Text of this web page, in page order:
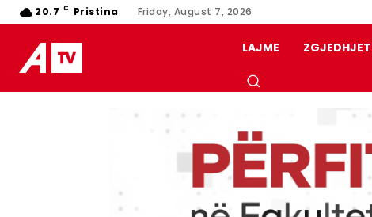
20.7 C Pristina Friday, August 7, 2026
LAJME ZGJEDHJET